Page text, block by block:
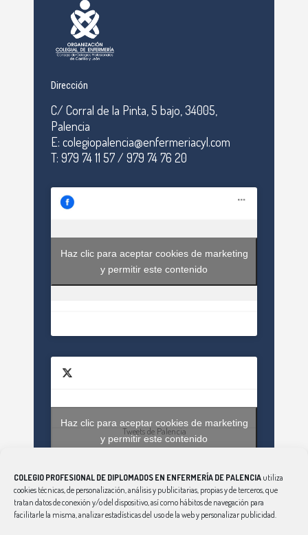
COLEGIO PROFESIONAL DE DIPLOMADOS EN ENFERMERÍA DE PALENCIA utiliza
cookies técnicas, de personalización, análisis y publicitarias, propias y de terceros, que
tratan datos de conexión y/o del dispositivo, así como hábitos de navegación para
facilitarle la misma, analizar estadísticas del uso de la web y personalizar publicidad.
Dirección
C/ Corral de la Pinta, 5 bajo, 34005,
Palencia
E: colegiopalencia@enfermeriacyl.com
T: 979 74 11 57 / 979 74 76 20
Haz clic para aceptar cookies de marketing
y permitir este contenido
Tweets de Palencia
Haz clic para aceptar cookies de marketing
y permitir este contenido